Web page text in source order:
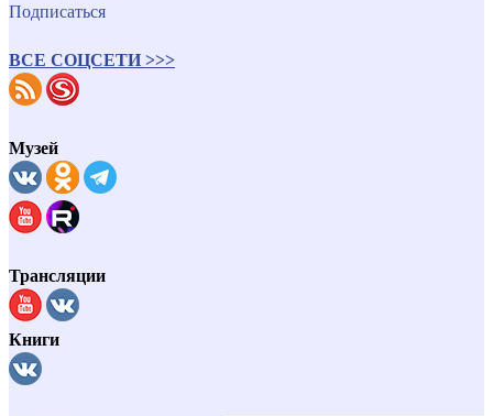
Подписаться
ВСЕ СОЦСЕТИ >>>
Музей
Трансляции
Книги